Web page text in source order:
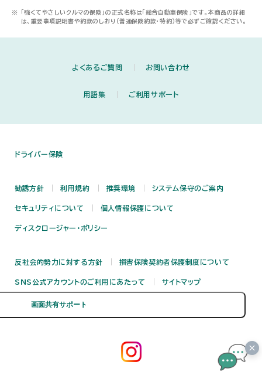
※
「強くてやさしいクルマの保険」の正式名称は「総合自動車保険」です。本商品の詳細
は、重要事項説明書や約款のしおり（普通保険約款・特約）等で必ずご確認ください。
よくあるご質問 お問い合わせ
用語集 ご利用サポート
ドライバー保険
勧誘方針 利用規約 推奨環境 システム保守のご案内
セキュリティについて 個人情報保護について
ディスクロージャー・ポリシー
反社会的勢力に対する方針 損害保険契約者保護制度について
SNS公式アカウントのご利用にあたって サイトマップ